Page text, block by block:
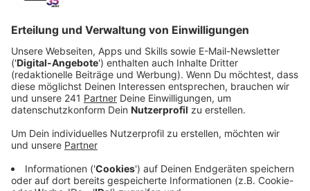
Anzeige
Der Beschluss würde zunächst für zwei Jahre gelten.
Für den Zeitraum liegt es dann im Ermessen des
Vorstandes, zu entscheiden, ob die
Hauptversammlung virtuell oder doch in Präsenz
stattfinden soll. Genau wie in der Corona-Zeiten soll es
allerdings nicht sein, so Bayer. Stattdessen sollen die